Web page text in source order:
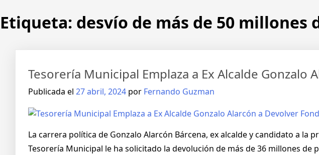
Saltar
al
Etiqueta: desvío de más de 50 millones
Tesorería Municipal Emplaza a Ex Alcalde Gonzalo
Publicada el 27 abril, 2024 por Fernando Guzman
La carrera política de Gonzalo Alarcón Bárcena, ex alcalde y candidato a la
Tesorería Municipal le ha solicitado la devolución de más de 36 millones